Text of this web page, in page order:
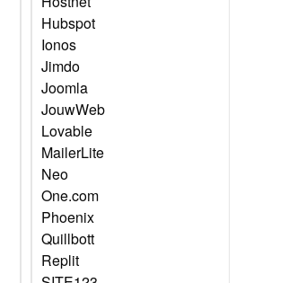
Hubspot
Ionos
Jimdo
Joomla
JouwWeb
Lovable
MailerLite
Neo
One.com
Phoenix
Quillbott
Replit